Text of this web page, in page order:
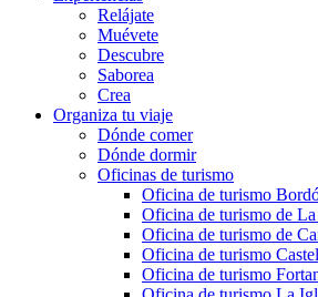
Relájate
Muévete
Descubre
Saborea
Crea
Organiza tu viaje
Dónde comer
Dónde dormir
Oficinas de turismo
Oficina de turismo
Oficina de turismo de
Oficina de turismo de
Oficina de turismo
Oficina de turismo